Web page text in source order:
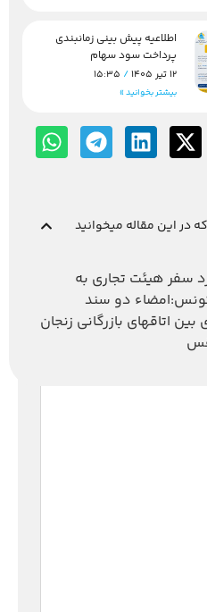
متناظر- فراهم کردن مسیر
تونس به عنوان شمالی ترین و
در این مقاله میخوانید
سفر هیئت تجاری به
دو سند
اتاقهای بازرگانی زنجان
اطلاعیه پیش بینی زمانبندی
پرداخت سود سهام
12 تیر 1405
بیشتر بخوانید »